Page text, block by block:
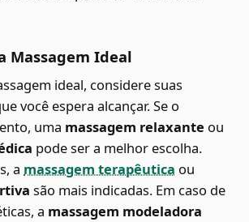
Massagem Ideal
ideal, considere suas
você espera alcançar. Se o
uma massagem relaxante ou
pode ser a melhor escolha.
a massagem terapêutica ou
são mais indicadas. Em caso de
a massagem modeladora